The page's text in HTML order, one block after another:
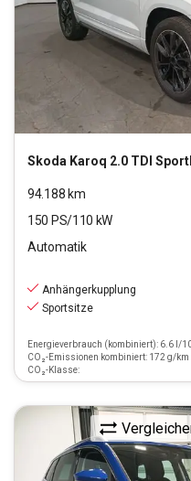
Skoda Karoq 2.0 TDI
94.188 km
150 PS/110 kW
Automatik
Anhängerkupplung
Sportsitze
Energieverbrauch (kombiniert): 6.6 l/
CO₂-Emissionen kombiniert: 172 g/km
CO₂-Klasse: